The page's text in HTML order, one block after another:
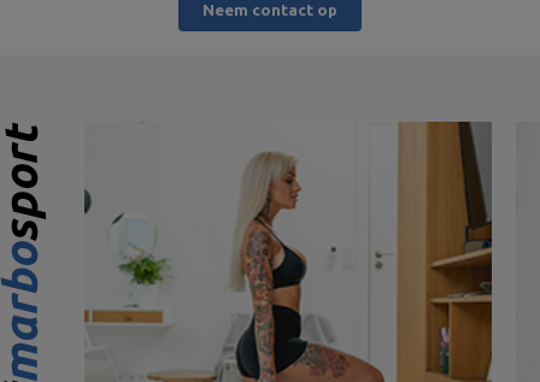
Neem contact op